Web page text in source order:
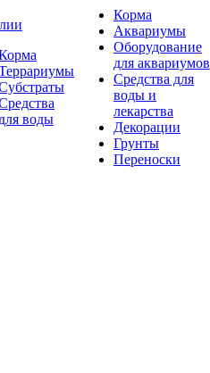
для воды
Корма
Аквариумы
Оборудование
для аквариумов
Средства для
воды и
лекарства
Декорации
Грунты
Переноски